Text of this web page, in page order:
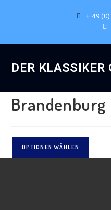
+ 49
DER KLASSIKER
Brandenburg
OPTIONEN WÄHLEN